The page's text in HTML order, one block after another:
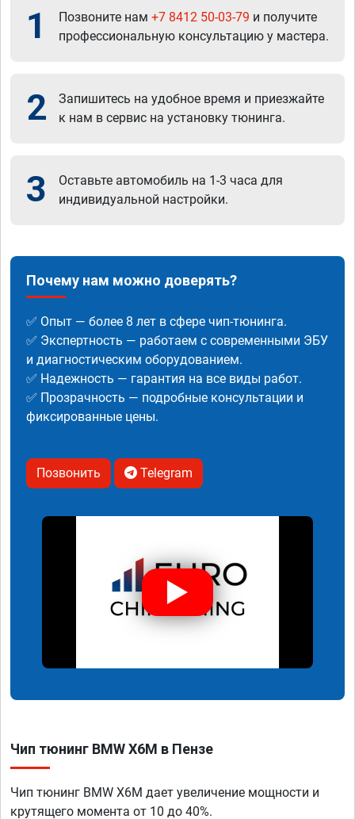
1 Позвоните нам +7 8412 50-03-79 и получите
профессиональную консультацию у мастера.
2
Запишитесь на удобное время и приезжайте
к нам в сервис на установку тюнинга.
3
Оставьте автомобиль на 1-3 часа для
индивидуальной настройки.
Почему нам можно доверять?
✅ Опыт — более 8 лет в сфере чип-тюнинга.
✅ Экспертность — работаем с современными ЭБУ
и диагностическим оборудованием.
✅ Надежность — гарантия на все виды работ.
✅ Прозрачность — подробные консультации и
фиксированные цены.
Позвонить Telegram
Чип тюнинг BMW X6M в Пензе
Чип тюнинг BMW X6M дает увеличение мощности и
крутящего момента от 10 до 40%.